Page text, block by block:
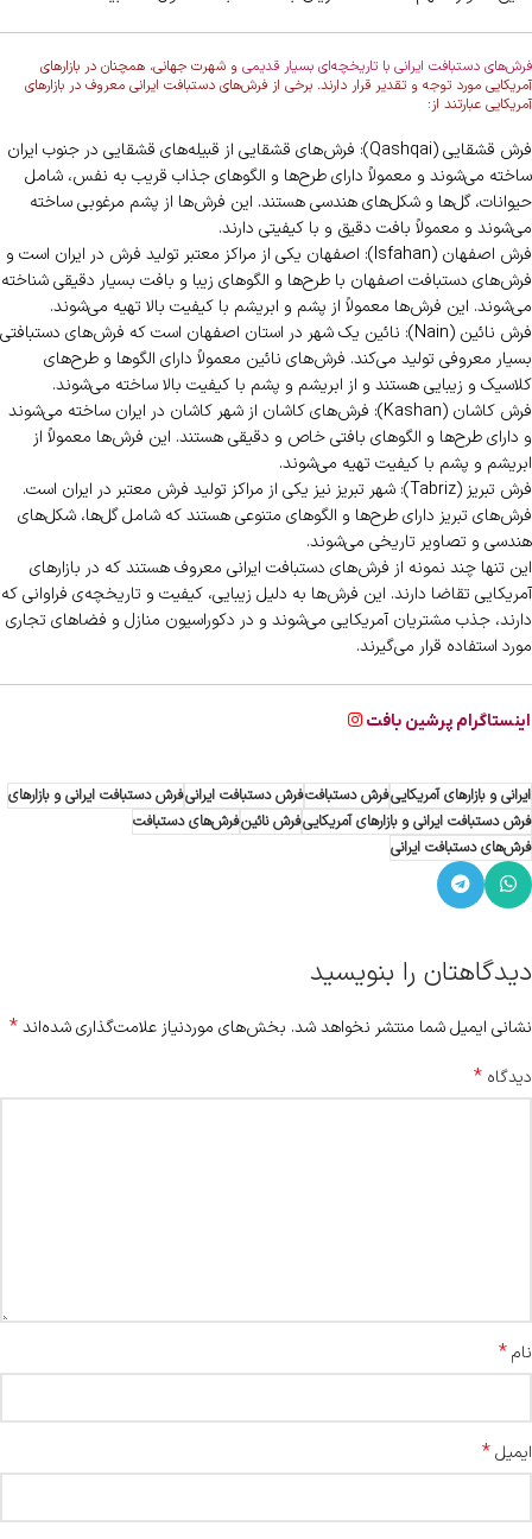
فرش‌های دستبافت ایرانی با تاریخچه‌ای بسیار قدیمی و شهرت جهانی، همچنان در بازارهای
آمریکایی مورد توجه و تقدیر قرار دارند. برخی از فرش‌های دستبافت ایرانی معروف در بازارهای
آمریکایی عبارتند از:
فرش قشقایی (Qashqai): فرش‌های قشقایی از قبیله‌های قشقایی در جنوب ایران
ساخته می‌شوند و معمولاً دارای طرح‌ها و الگوهای جذاب قریب به نفس، شامل
حیوانات، گل‌ها و شکل‌های هندسی هستند. این فرش‌ها از پشم مرغوبی ساخته
می‌شوند و معمولاً بافت دقیق و با کیفیتی دارند.
فرش اصفهان (Isfahan): اصفهان یکی از مراکز معتبر تولید فرش در ایران است و
فرش‌های دستبافت اصفهان با طرح‌ها و الگوهای زیبا و بافت بسیار دقیقی شناخته
می‌شوند. این فرش‌ها معمولاً از پشم و ابریشم با کیفیت بالا تهیه می‌شوند.
فرش نائین (Nain): نائین یک شهر در استان اصفهان است که فرش‌های دستبافتی
بسیار معروفی تولید می‌کند. فرش‌های نائین معمولاً دارای الگوها و طرح‌های
کلاسیک و زیبایی هستند و از ابریشم و پشم با کیفیت بالا ساخته می‌شوند.
فرش کاشان (Kashan): فرش‌های کاشان از شهر کاشان در ایران ساخته می‌شوند
و دارای طرح‌ها و الگوهای بافتی خاص و دقیقی هستند. این فرش‌ها معمولاً از
ابریشم و پشم با کیفیت تهیه می‌شوند.
فرش تبریز (Tabriz): شهر تبریز نیز یکی از مراکز تولید فرش معتبر در ایران است.
فرش‌های تبریز دارای طرح‌ها و الگوهای متنوعی هستند که شامل گل‌ها، شکل‌های
هندسی و تصاویر تاریخی می‌شوند.
این تنها چند نمونه از فرش‌های دستبافت ایرانی معروف هستند که در بازارهای
آمریکایی تقاضا دارند. این فرش‌ها به دلیل زیبایی، کیفیت و تاریخچه‌ی فراوانی که
دارند، جذب مشتریان آمریکایی می‌شوند و در دکوراسیون منازل و فضاهای تجاری
مورد استفاده قرار می‌گیرند.
اینستاگرام پرشین بافت
ایرانی و بازارهای آمریکاییفرش دستبافتفرش دستبافت ایرانیفرش دستبافت ایرانی و بازارهای
فرش دستبافت ایرانی و بازارهای آمریکاییفرش نائینفرش‌های دستبافت
فرش‌های دستبافت ایرانی
دیدگاهتان را بنویسید
نشانی ایمیل شما منتشر نخواهد شد. بخش‌های موردنیاز علامت‌گذاری شده‌اند*
دیدگاه *
نام*
ایمیل*